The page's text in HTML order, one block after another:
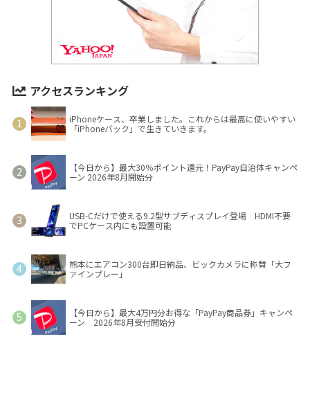
アクセスランキング
iPhoneケース、卒業しました。これからは最高に使いやすい
「iPhoneバック」で生きていきます。
【今日から】最大30％ポイント還元！PayPay自治体キャンペ
ーン 2026年8月開始分
USB-Cだけで使える9.2型サブディスプレイ登場 HDMI不要
でPCケース内にも設置可能
熊本にエアコン300台即日納品、ビックカメラに称賛「大フ
ァインプレー」
【今日から】最大4万円分お得な「PayPay商品券」キャンペ
ーン 2026年8月受付開始分